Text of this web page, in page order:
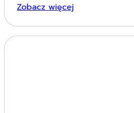
Zobacz więcej